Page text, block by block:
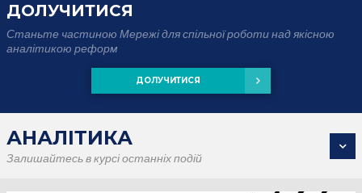
ДОЛУЧИТИСЯ
Станьте частиною Мережі для спільної роботи над якісною
аналітикою реформ
ДОЛУЧИТИСЯ
АНАЛІТИКА
Залишайтесь в курсі останніх подій